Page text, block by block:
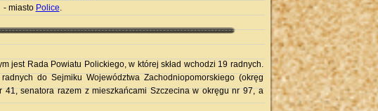
- miasto Police.
jest Rada Powiatu Polickiego, w której skład wchodzi 19 radnych.
do Sejmiku Województwa Zachodniopomorskiego (okręg
senatora razem z mieszkańcami Szczecina w okręgu nr 97, a